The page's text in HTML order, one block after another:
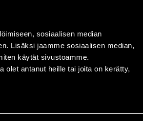
sosiaalisen median
Lisäksi jaamme sosiaalisen median,
käytät sivustoamme.
olet antanut heille tai joita on kerätty,